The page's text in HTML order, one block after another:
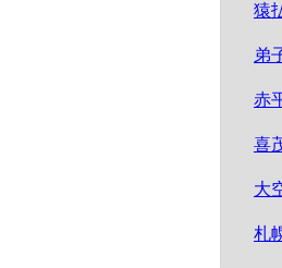
猿
弟
赤
喜
大
札